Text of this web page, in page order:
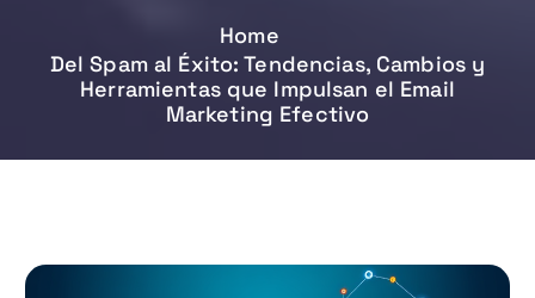
Home
Del Spam al Éxito: Tendencias, Cambios y
Herramientas que Impulsan el Email
Marketing Efectivo